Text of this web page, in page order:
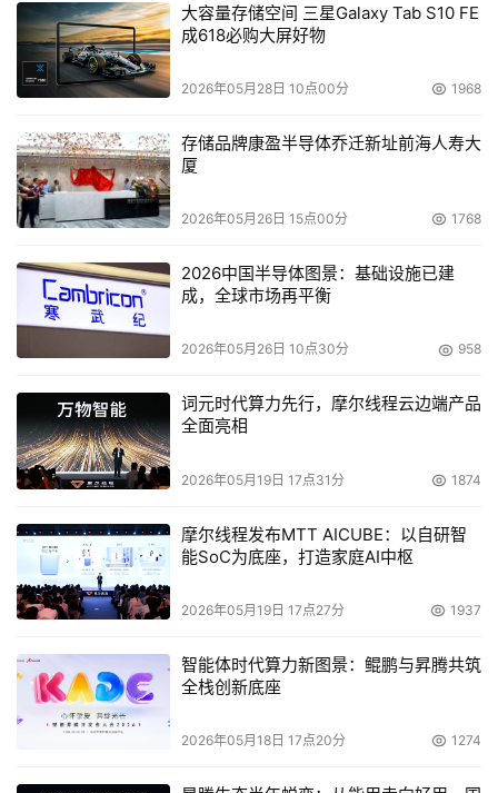
运营中心包括银行的运营数据（包括一个支持加拿大ATM的
系统）和支持制造和财务过程的SAP环境。
如www。hpshopping。com，这是惠普的直销站点。在该
中心，惠普采用多种厂家设备来管理容灾方案的配置，包括
IBM大型机，IBM AS／400，IBM RS／6000，Sun服务
器，HP UNIX服务器，HP Non－Stop服务器和Windows
服务器。
如果公司以前并不了解该信息，那么经历了在最近的停
电事件之后，将会认识到灾难恢复计划的重要性。
ESG公司的Kenniston说：“人们需要认识到数据保护并
不仅仅是备份软件，数据保护和灾难恢复意味着需要了解不
少事情，例如，当故障发生时，你需要能够找到软件的许
（天极网/朱颖）
本文来源于DOIT传媒，文章内容仅供参考，不构成投资建议。
大容量存储空间 三星Galaxy Tab S10 FE
成618必购大屏好物
2026年05月28日 10点00分 1968
存储品牌康盈半导体乔迁新址前海人寿大
厦
2026年05月26日 15点00分 1768
2026中国半导体图景：基础设施已建
成，全球市场再平衡
2026年05月26日 10点30分 958
词元时代算力先行，摩尔线程云边端产品
全面亮相
2026年05月19日 17点31分 1874
摩尔线程发布MTT AICUBE：以自研智
能SoC为底座，打造家庭AI中枢
2026年05月19日 17点27分 1937
智能体时代算力新图景：鲲鹏与昇腾共筑
全栈创新底座
2026年05月18日 17点20分 1274